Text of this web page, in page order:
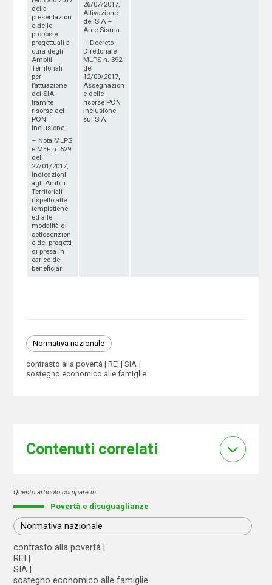
della
presentazion
e delle
proposte
progettuali a
cura degli
Ambiti
Territoriali
per
l’attuazione
del SIA
tramite
risorse del
PON
Inclusione
– Nota MLPS
e MEF n. 629
del
27/01/2017,
Indicazioni
agli Ambiti
Territoriali
rispetto alle
tempistiche
ed alle
modalità di
sottoscrizion
e dei progetti
di presa in
carico dei
beneficiari
26/07/2017,
Attivazione
del SIA –
Aree Sisma
– Decreto
Direttoriale
MLPS n. 392
del
12/09/2017,
Assegnazion
e delle
risorse PON
Inclusione
sul SIA
Normativa nazionale
contrasto alla povertà REI
SIA
sostegno economico alle famiglie
Contenuti correlati
Questo articolo compare in:
Povertà e disuguaglianze
Normativa nazionale
contrasto alla povertà
REI
SIA
sostegno economico alle famiglie